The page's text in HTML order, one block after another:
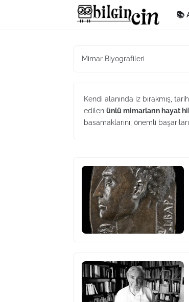
📚
Mimar Biyografileri
Kendi alanında iz bırakmış,
edilen ünlü mimarların hayat
basamaklarını, önemli